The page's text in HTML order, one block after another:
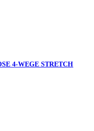
4-WEGE STRETCH